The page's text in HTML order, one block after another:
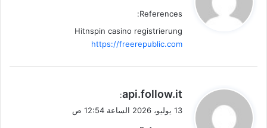
ل
References:
Hitnspin casino registrierung
https://freerepublic.com
ي
ق
api.follow.it
:
13 يوليو، 2026 الساعة 12:54 ص